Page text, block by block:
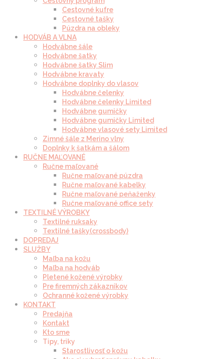
Cestovné kufre
Cestovné tašky
Púzdra na obleky
HODVÁB A VLNA
Hodvábne šále
Hodvábne šatky
Hodvábne šatky Slim
Hodvábne kravaty
Hodvábne doplnky do vlasov
Hodvábne čelenky
Hodvábne čelenky Limited
Hodvábne gumičky
Hodvábne gumičky Limited
Hodvábne vlasové sety Limited
Zimné šále z Merino vlny
Doplnky k šatkám a šálom
RUČNE MAĽOVANÉ
Ručne maľované
Ručne maľované púzdra
Ručne maľované kabelky
Ručne maľované peňaženky
Ručne maľované office sety
TEXTILNÉ VÝROBKY
Textilné ruksaky
Textilné tašky(crossbody)
DOPREDAJ
SLUŽBY
Maľba na kožu
Maľba na hodváb
Pletené kožené výrobky
Pre firemných zákazníkov
Ochranné kožené výrobky
KONTAKT
Predajňa
Kontakt
Kto sme
Tipy, triky
Starostlivosť o kožu